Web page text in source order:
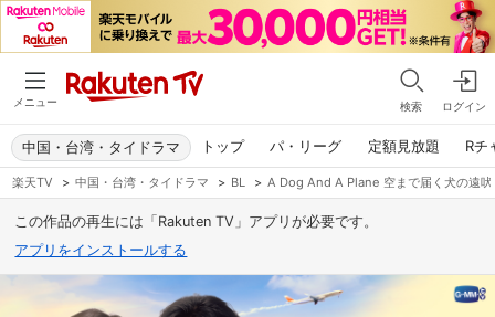
メニュー 検索 ログイン
トップ パ・リーグ 定額見放題 Rチ
中国・台湾・タイドラマ
楽天TV > 中国・台湾・タイドラマ > BL > A Dog And A Plane 空まで届く犬の遠
この作品の再生には「Rakuten TV」アプリが必要です。
アプリをインストールする